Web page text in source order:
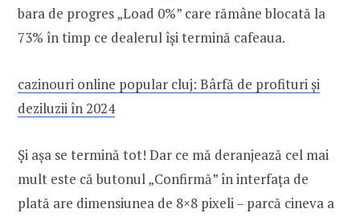
bara de progres „Load 0%” care rămâne blocată la
73% în timp ce dealerul își termină cafeaua.
cazinouri online popular cluj: Bârfă de profituri și
deziluzii în 2024
Și așa se termină tot! Dar ce mă deranjează cel mai
mult este că butonul „Confirmă” în interfața de
plată are dimensiunea de 8×8 pixeli – parcă cineva a